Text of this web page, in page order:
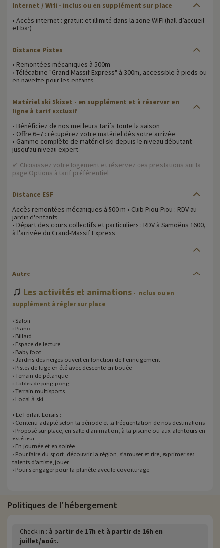
Internet / Wifi - inclus ou en supplément sur place
• Accès internet : gratuit et illimité dans la zone WIFI (hall d’accueil
et bar)
Distance Pistes
• Remontées mécaniques à 500m
› Télécabine "Grand Massif Express" à 300m, accessible à pieds ou
en navette pour les enfants
Matériel ski Skiset - en supplément et à réserver en
ligne à tarif exclusif
• Bénéficiez de nos meilleurs tarifs toute la saison
• Offre 6=7 : récupérez votre matériel dès votre arrivée
• Gamme complète de matériel ski depuis le niveau débutant
jusqu'au niveau expert
✔ Choisissez votre logement et réservez ces prestations sur la
page Options à tarif préférentiel
Distance ESF
Accès remontées mécaniques à 500 m • Club Piou-Piou : RDV au
jardin d'enfants
• Départ des cours collectifs et particuliers : RDV à Samoëns 1600,
à l'arrivée du Grand-Massif Express
Autre
♫ Les activités et animations - inclus ou en
supplément à régler sur place
› Salon
› Piano
› Billard
› Espace de lecture
› Baby foot
› Jardins des neiges ouvert en fonction de l'enneigement
› Pistes de luge en été avec descente en bouée
› Terrain de pétanque
› Tables de ping-pong
› Terrain multisports
› Local à ski
• Le Forfait Loisirs :
› Contenu adapté selon la période et la fréquentation de nos destinations
› Proposé sur place, en salle d’animation, à la piscine ou aux alentours en
extérieur
› En journée et en soirée
› Pour faire du sport, découvrir la région, s’amuser et rire, exprimer ses
talents d’artiste, jouer
› Pour s’engager pour la planète avec le covoiturage
Politiques de l'hébergement
Check in : à partir de 17h et à partir de 16h en
juillet/août.